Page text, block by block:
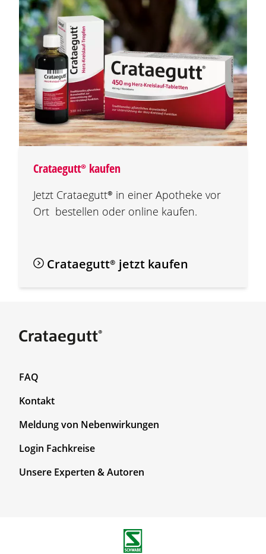
Crataegutt® kaufen
Jetzt Crataegutt® in einer Apotheke vor
Ort bestellen oder online kaufen.
Crataegutt® jetzt kaufen
F
o
t
r
o
FAQ
Kontakt
Meldung von Nebenwirkungen
F
o
Login Fachkreise
Unsere Experten & Autoren